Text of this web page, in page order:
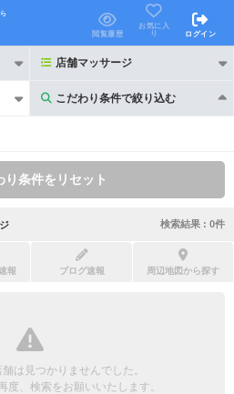
閲覧履歴
お気に入
り
ログイン
店舗マッサージ
こだわり条件で絞り込む
こだわり条件で絞り込む
リピーター割引あり
団体様歓迎
り条件をリセット
検索結果 : 0件
報 ブログ速報 周辺地図から探す
は見つかりませんでした。
度、検索をお願いいたします。